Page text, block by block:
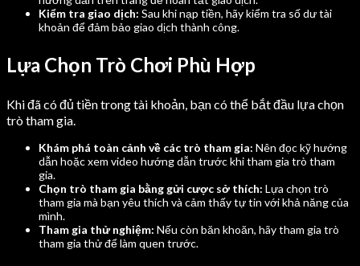
Kiểm tra giao dịch: Sau khi nạp tiền, hãy kiểm tra số dư tài
khoản để đảm bảo giao dịch thành công.
Lựa Chọn Trò Chơi Phù Hợp
Khi đã có đủ tiền trong tài khoản, bạn có thể bắt đầu lựa chọn
trò tham gia.
Khám phá toàn cảnh về các trò tham gia: Nên đọc kỹ hướng
dẫn hoặc xem video hướng dẫn trước khi tham gia trò tham
gia.
Chọn trò tham gia bằng gửi cược sở thích: Lựa chọn trò
tham gia mà bạn yêu thích và cảm thấy tự tin với khả năng của
mình.
Tham gia thử nghiệm: Nếu còn băn khoăn, hãy tham gia trò
tham gia thử để làm quen trước.